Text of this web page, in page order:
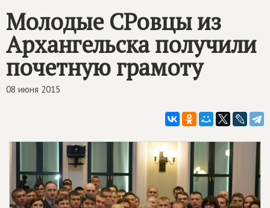
Контакты
Молодые СРовцы из
Архангельска получили
почетную грамоту
08 июня 2015